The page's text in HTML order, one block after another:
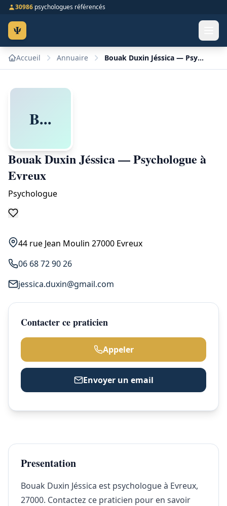
30986 psychologues référencés
Ψ
Accueil Annuaire Bouak Duxin Jéssica — Psychologue à Evreux
B...
Bouak Duxin Jéssica — Psychologue à
Evreux
Psychologue
44 rue Jean Moulin 27000 Evreux
06 68 72 90 26
jessica.duxin@gmail.com
Contacter ce praticien
Appeler
Envoyer un email
Presentation
Bouak Duxin Jéssica est psychologue à Evreux,
27000. Contactez ce praticien pour en savoir